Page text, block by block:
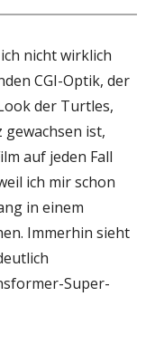
nicht wirklich
CGI-Optik, der
der Turtles,
ist,
auf jeden Fall
ich mir schon
in einem
Immerhin sieht
Super-